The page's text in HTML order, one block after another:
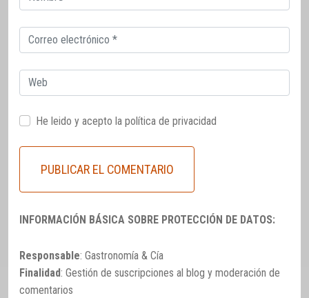
electrónico
Correo
electrónico
Web
He leido y acepto la política de privacidad
INFORMACIÓN BÁSICA SOBRE PROTECCIÓN DE DATOS:
Responsable: Gastronomía & Cía
Finalidad: Gestión de suscripciones al blog y moderación de
comentarios